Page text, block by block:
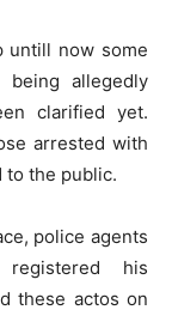
untill now some
allegedly
clarified yet.
arrested with
to the public.
police agents
registered his
these actos on